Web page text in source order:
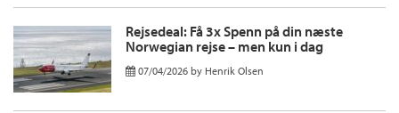
Rejsedeal: Få 3x Spenn på din næste
Norwegian rejse – men kun i dag
07/04/2026 by Henrik Olsen